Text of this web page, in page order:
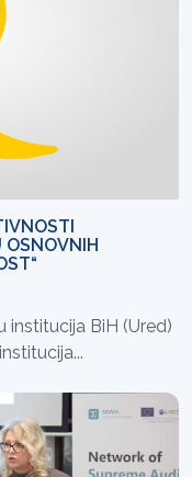
institucija BiH (Ured)